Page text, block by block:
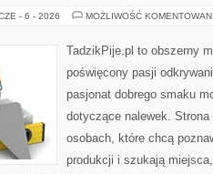
- 6 - 2026 MOŻLIWOŚĆ
TadzikPije.pl to obszerny
poświęcony pasji
pasjonat dobrego smaku
dotyczące nalewek.
osobach, które chcą
produkcji i szukają